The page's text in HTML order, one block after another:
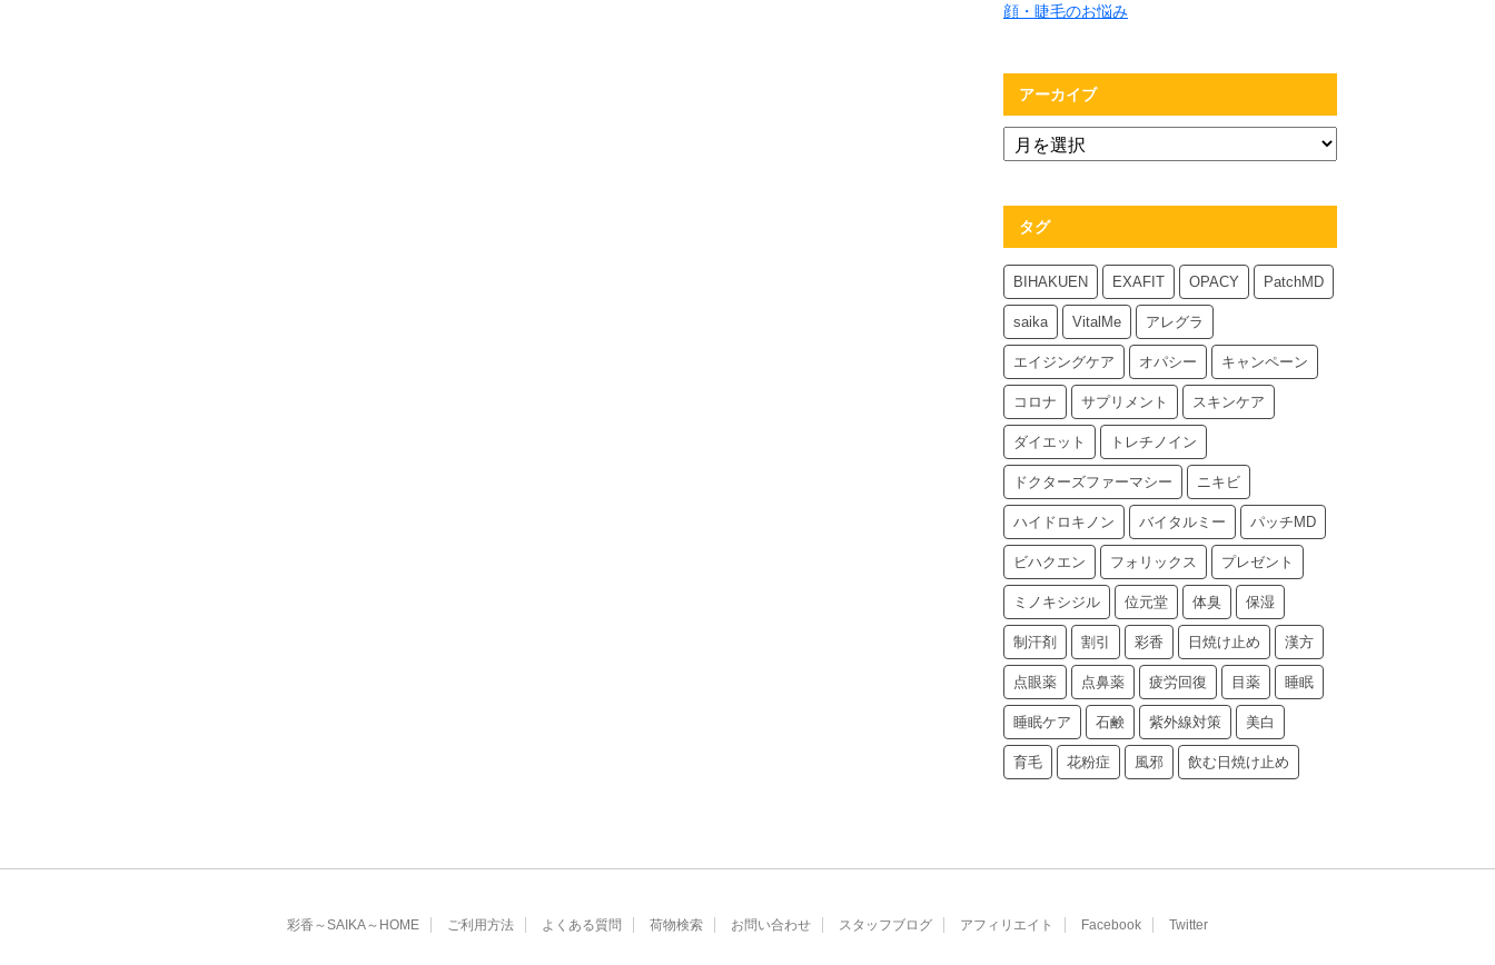
顔・睫毛のお悩み
アーカイブ
タグ
BIHAKUEN EXAFIT OPACY PatchMD
saika VitalMe アレグラ
エイジングケア オパシー キャンペーン
コロナ サプリメント スキンケア
ダイエット トレチノイン
ドクターズファーマシー ニキビ
ハイドロキノン バイタルミー パッチMD
ビハクエン フォリックス プレゼント
ミノキシジル 位元堂 体臭 保湿
制汗剤 割引 彩香 日焼け止め 漢方
点眼薬 点鼻薬 疲労回復 目薬 睡眠
睡眠ケア 石鹸 紫外線対策 美白
育毛 花粉症 風邪 飲む日焼け止め
彩香～SAIKA～HOME ご利用方法 よくある質問 荷物検索 お問い合わせ スタッフブログ アフィリエイト Facebook Twitter